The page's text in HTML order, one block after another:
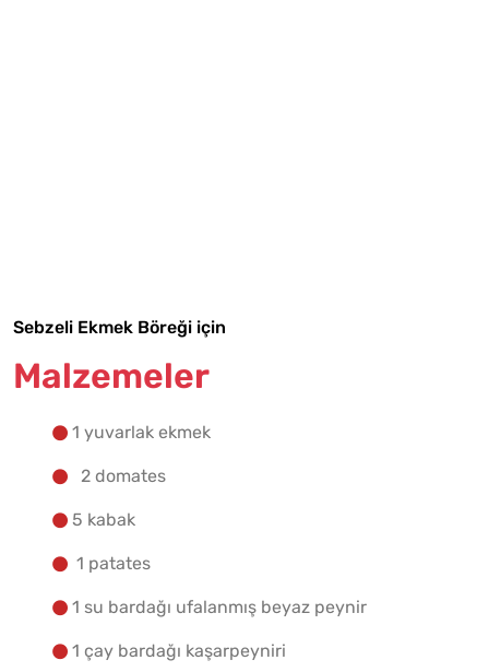
Sebzeli Ekmek Böreği için
Malzemeler
1 yuvarlak ekmek
2 domates
5 kabak
1 patates
1 su bardağı ufalanmış beyaz peynir
1 çay bardağı kaşarpeyniri